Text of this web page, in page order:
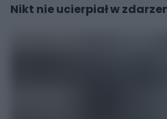
Nikt nie ucierpiał w